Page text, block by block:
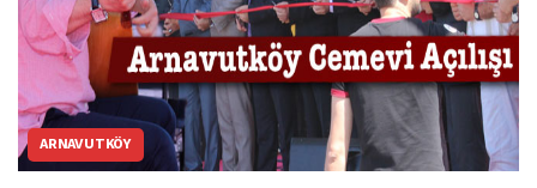
ARNAVUTKÖY